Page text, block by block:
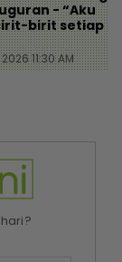
- “Aku
birit setiap
11:30 AM